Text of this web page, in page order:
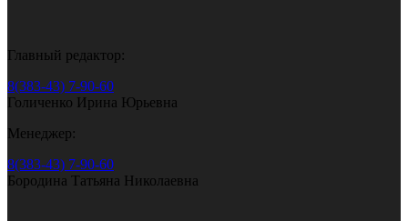
Главный редактор:
8(383-43) 7-90-60
Голиченко Ирина Юрьевна
Менеджер:
8(383-43) 7-90-60
Бородина Татьяна Николаевна